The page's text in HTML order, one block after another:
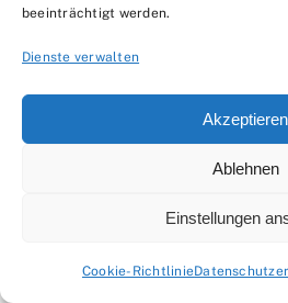
beeinträchtigt werden.
Dienste verwalten
Akzeptieren
Ablehnen
Einstellungen
Cookie-Richtlinie
Planung gerne an eure
kann dies gegebenenfalls zu
5. Bietet ihr auch
Ja, auf Wunsch übernehmen